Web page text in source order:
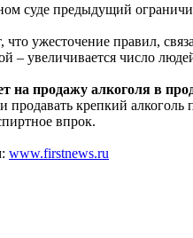
суде предыдущий
ужесточение правил,
– увеличивается число
на продажу алкоголя в
продавать крепкий
впрок.
www.firstnews.ru